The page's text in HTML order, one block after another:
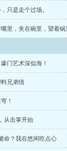
只是走个过场。
里，夹在碗里，望着锅
门艺术深似海！
兄弟情
！
从击掌开始
命？我在悠闲吃点心